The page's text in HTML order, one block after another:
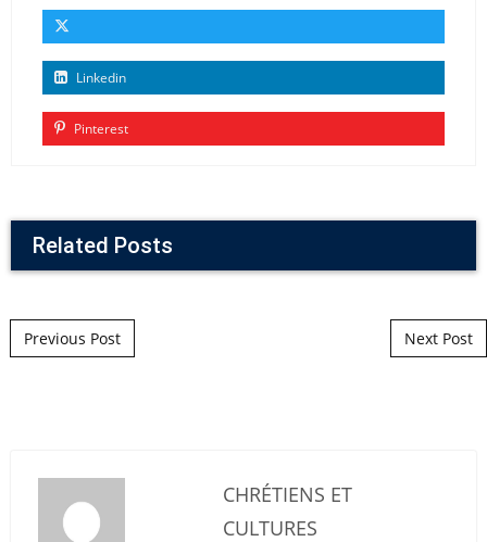
Linkedin
Pinterest
Related Posts
Post navigation
Previous Post Next Post
CHRÉTIENS ET
CULTURES